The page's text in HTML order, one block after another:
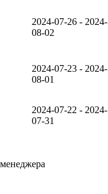
2024-07-26 - 2024-
08-02
2024-07-23 - 2024-
08-01
2024-07-22 - 2024-
07-31